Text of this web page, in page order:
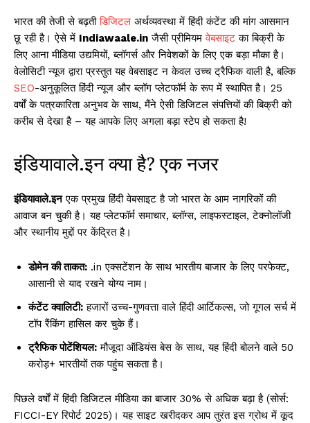
भारत की तेजी से बढ़तीडिजिटल अर्थव्यवस्था में हिंदी कंटेंट की मांग आसमान
छू रही है। ऐसे में Indiawaale.in जैसी प्रीमियमवेबसाइट का बिक्री के
लिए आना मीडिया उद्यमियों, ब्लॉगर्स और निवेशकों के लिए एक बड़ा मौका है।
वेलोसिटी न्यूज द्वारा प्रस्तुत यह वेबसाइट न केवल उच्च ट्रैफिक वाली है, बल्कि
SEO-अनुकूलित हिंदी न्यूज और ब्लॉग प्लेटफॉर्म के रूप में स्थापित है। 25
वर्षों के पत्रकारिता अनुभव के साथ, मैंने ऐसी डिजिटल संपत्तियों की बिक्री को
करीब से देखा है – यह आपके लिए अगला बड़ा स्टेप हो सकता है!
इंडियावाले.इन क्या है? एक नजर
इंडियावाले.इनएक प्रमुख हिंदी वेबसाइट है जो भारत के आम नागरिकों की
आवाज बन चुकी है। यह प्लेटफॉर्म समाचार, ब्लॉग्स, लाइफस्टाइल, टेक्नोलॉजी
और स्थानीय मुद्दों पर केंद्रित है।
डोमेन की ताकत: .in एक्सटेंशन के साथ भारतीय बाजार के लिए परफेक्ट,
आसानी से याद रखने योग्य नाम।
कंटेंट क्वालिटी: हजारों उच्च-गुणवत्ता वाले हिंदी आर्टिकल्स, जो गूगल सर्च में
टॉप रैंकिंग हासिल कर चुके हैं।
ट्रैफिक पोटेंशियल: मौजूदा ऑडियंस बेस के साथ, यह हिंदी बोलने वाले 50
करोड़+ भारतीयों तक पहुंच सकता है।
पिछले वर्षों में हिंदी डिजिटल मीडिया का बाजार 30% से अधिक बढ़ा है (सोर्स:
FICCI-EY रिपोर्ट 2025)। यह साइट खरीदकर आप तुरंत इस ग्रोथ में कूद